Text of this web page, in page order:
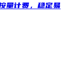
计费，稳定易